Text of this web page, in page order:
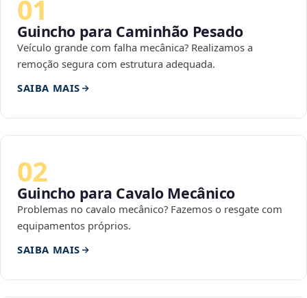
01
Guincho para Caminhão Pesado
Veículo grande com falha mecânica? Realizamos a
remoção segura com estrutura adequada.
SAIBA MAIS
02
Guincho para Cavalo Mecânico
Problemas no cavalo mecânico? Fazemos o resgate com
equipamentos próprios.
SAIBA MAIS